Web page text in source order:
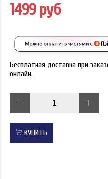
1499 руб
Бесплатная доставка при
онлайн.
КУПИТЬ